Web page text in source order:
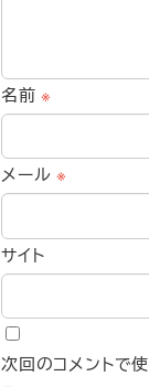
名前※
メール※
サイト
次回のコメントで